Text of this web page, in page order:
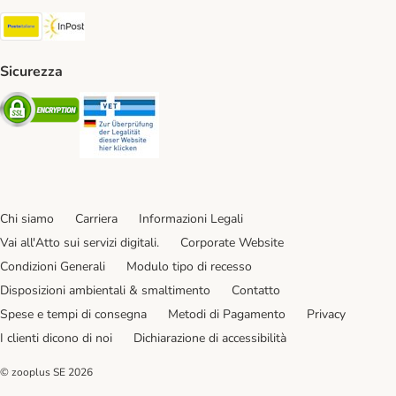
Poste Italiane. Shipping Method
Sicurezza
Security
Chi siamo Carriera
Informazioni Legali
Vai all'Atto sui servizi digitali.
Corporate Website
Condizioni Generali
Modulo tipo di recesso
Disposizioni ambientali & smaltimento
Contatto
Spese e tempi di consegna
Metodi di Pagamento
Privacy
I clienti dicono di noi
Dichiarazione di accessibilità
© zooplus SE 2026